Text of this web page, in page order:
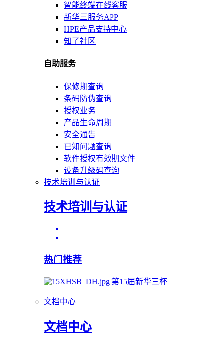
智能终端在线客服
新华三服务APP
HPE产品支持中心
知了社区
自助服务
保修期查询
条码防伪查询
授权业务
产品生命周期
安全通告
已知问题查询
软件授权有效期文件
设备升级码查询
技术培训与认证
技术培训与认证
热门推荐
第15届新华三杯
文档中心
文档中心